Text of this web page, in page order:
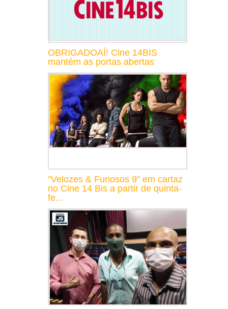
OBRIGADOAÍ! Cine 14BIS
mantém as portas abertas
"Velozes & Furiosos 9" em cartaz
no Cine 14 Bis a partir de quinta-
fe...